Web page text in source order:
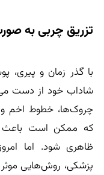
تزریق چربی به
با گذر زمان و
شاداب خود از دست
چروک‌ها، خطوط اخم
که ممکن است باعث
ظاهری شود. اما
پزشکی، روش‌هایی